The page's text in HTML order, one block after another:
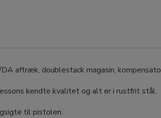
aftræk, doublestack magasin,
kendte kvalitet og alt er i rustfrit stål.
til pistolen.